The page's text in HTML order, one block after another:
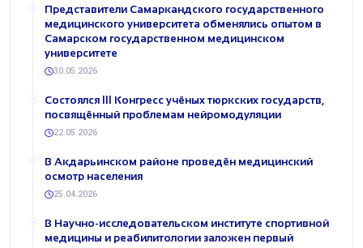
Представители Самаркандского государственного
медицинского университета обменялись опытом в
Самарском государственном медицинском
университете
30.05.2026
Состоялся III Конгресс учёных тюркских государств,
посвящённый проблемам нейромодуляции
22.05.2026
В Акдарьинском районе проведён медицинский
осмотр населения
25.04.2026
В Научно-исследовательском институте спортивной
медицины и реабилитологии заложен первый